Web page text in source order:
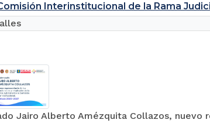
Interinstitucional de la Rama
Jairo Alberto Amézquita Collazos,